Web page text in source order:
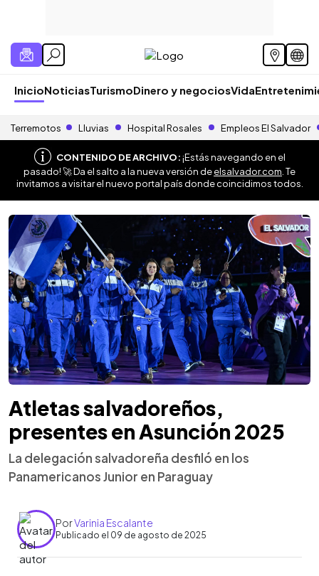
InicioNoticiasTurismoDinero y negociosVida
Terremotos Lluvias Hospital Rosales Empleos El Salvador
CONTENIDO DE ARCHIVO:¡Estás navegando en el
pasado! 🚀 Da el salto a la nueva versión deelsalvador.com . Te
invitamos a visitar el nuevo portal país donde coincidimos todos.
Atletas salvadoreños,
presentes en Asunción 2025
La delegación salvadoreña desfiló en los
Panamericanos Junior en Paraguay
PorVarinia Escalante
Publicado el 09 de agosto de 2025